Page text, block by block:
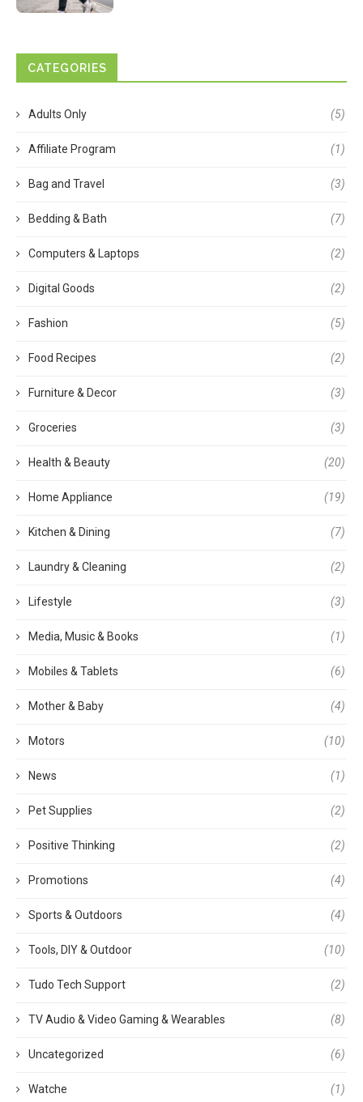
CATEGORIES
Adults Only (5)
Affiliate Program (1)
Bag and Travel (3)
Bedding & Bath (7)
Computers & Laptops (2)
Digital Goods (2)
Fashion (5)
Food Recipes (2)
Furniture & Decor (3)
Groceries (3)
Health & Beauty (20)
Home Appliance (19)
Kitchen & Dining (7)
Laundry & Cleaning (2)
Lifestyle (3)
Media, Music & Books (1)
Mobiles & Tablets (6)
Mother & Baby (4)
Motors (10)
News (1)
Pet Supplies (2)
Positive Thinking (2)
Promotions (4)
Sports & Outdoors (4)
Tools, DIY & Outdoor (10)
Tudo Tech Support (2)
TV Audio & Video Gaming & Wearables (8)
Uncategorized (6)
Watche (1)